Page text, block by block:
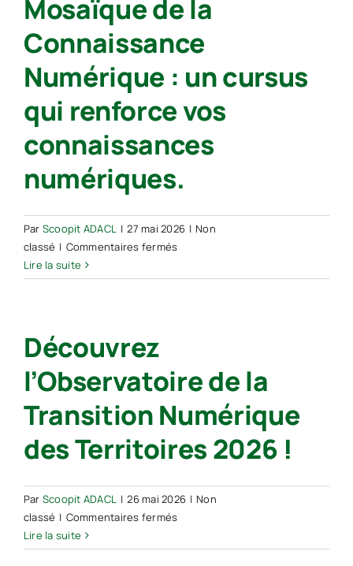
mise
en
œuvre
de
l’article
31
de
la
mai
2024
visant
numérique
à
clauses-
(…)
Mosaïque de la
Connaissance
Numérique : un cursus
qui renforce vos
connaissances
numériques.
Par Scoopit ADACL | 27 mai 2026 | Non
classé | Commentaires ferméssur
de
un
cursus
qui
renforce
vos
connaissances
Lire la suite
Découvrez
l’Observatoire de la
Transition Numérique
des Territoires 2026 !
Par Scoopit ADACL | 26 mai 2026 | Non
classé | Commentaires ferméssur
l’Observatoire
Lire la suite